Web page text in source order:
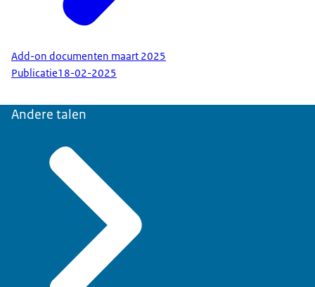
Add-on documenten maart 2025
Publicatie18-02-2025
Andere talen